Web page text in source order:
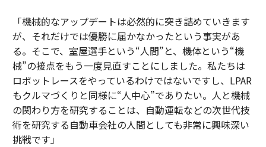
「機械的なアップデートは必然的に突き詰めていきます
が、それだけでは優勝に届かなかったという事実があ
る。そこで、室屋選手という“人間”と、機体という“機
械”の接点をもう一度見直すことにしました。私たちは
ロボットレースをやっているわけではないですし、LPAR
もクルマづくりと同様に“人中心”でありたい。人と機械
の関わり方を研究することは、自動運転などの次世代技
術を研究する自動車会社の人間としても非常に興味深い
挑戦です」